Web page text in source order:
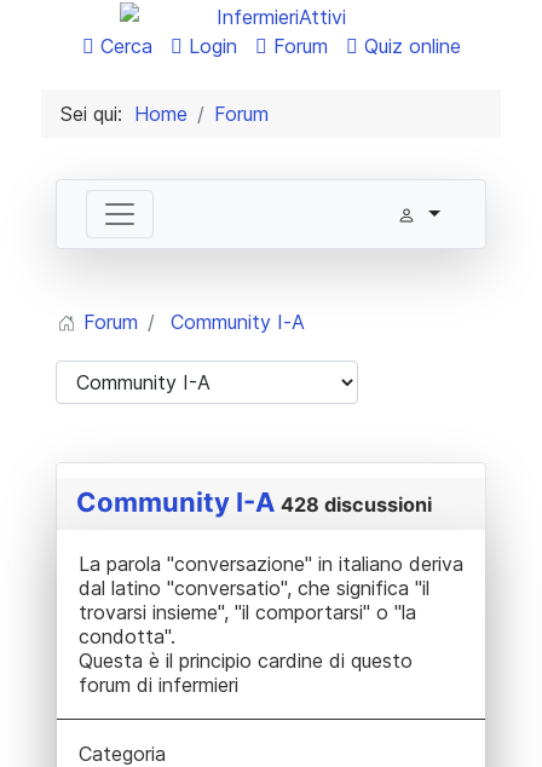
Cerca Login Forum Quiz online
Sei qui: Home Forum
Forum Community I-A
Community I-A 428 discussioni
La parola "conversazione" in italiano deriva
dal latino "conversatio", che significa "il
trovarsi insieme", "il comportarsi" o "la
condotta".
Questa è il principio cardine di questo
forum di infermieri
Categoria